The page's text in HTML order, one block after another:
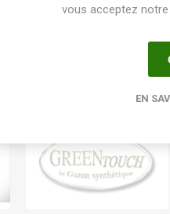
vous acceptez
EN